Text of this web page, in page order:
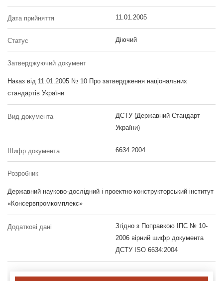
Дата прийняття 11.01.2005
Статус Діючий
Затверджуючий документ
Наказ від 11.01.2005 № 10 Про затвердження національних
стандартів України
Вид документа
ДСТУ (Державний Стандарт
України)
Шифр документа 6634:2004
Розробник
Державний науково-дослідний і проектно-конструкторський інститут
«Консервпромкомплекс»
Додаткові дані
Згідно з Поправкою ІПС № 10-
2006 вірний шифр документа
ДСТУ ISO 6634:2004